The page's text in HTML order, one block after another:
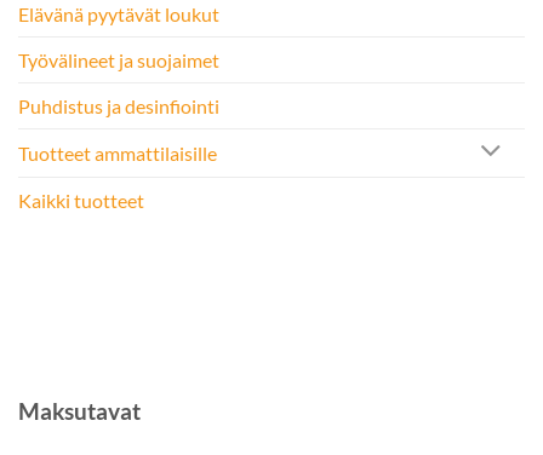
Elävänä pyytävät loukut
Työvälineet ja suojaimet
Puhdistus ja desinfiointi
Tuotteet ammattilaisille
Kaikki tuotteet
Maksutavat